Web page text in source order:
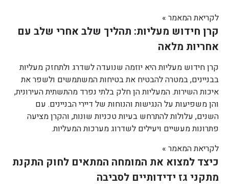
לקריאת המאמר »
קרן חידוש מעליות: תהליך שלב אחרי שלב עם
אחריות מלאה
קרן חידוש מעליות היא יוזמה שנועדה לשדרג ולתחזק מעליות
בבניינים, במטרה להבטיח את בטיחות המשתמשים ולשפר את
איכות השירות. המעליות הן חלק בלתי נפרד מהתשתית העירונית,
והן משפיעות על הנגישות והנוחות של דיירי הבניינים. עם
השנים, עלולות להתרחש בעיות טכניות שונות, והקרן מציעה
פתרונות מעשיים ויעילים לשדרוג מערכות המעליות.
לקריאת המאמר »
כיצד למצוא את המומחה המתאים לחוק התקנת
מתקני גז ידידותיים לסביבה